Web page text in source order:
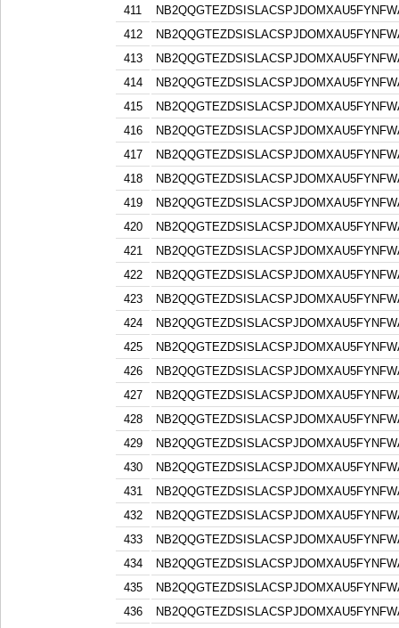
411
412
413
414
415
416
417
418
419
420
421
422
423
424
425
426
427
428
429
430
431
432
433
434
435
436